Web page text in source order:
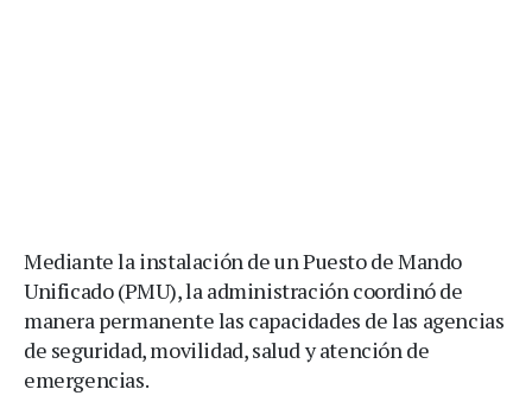
Mediante la instalación de un Puesto de Mando
Unificado (PMU), la administración coordinó de
manera permanente las capacidades de las agencias
de seguridad, movilidad, salud y atención de
emergencias.